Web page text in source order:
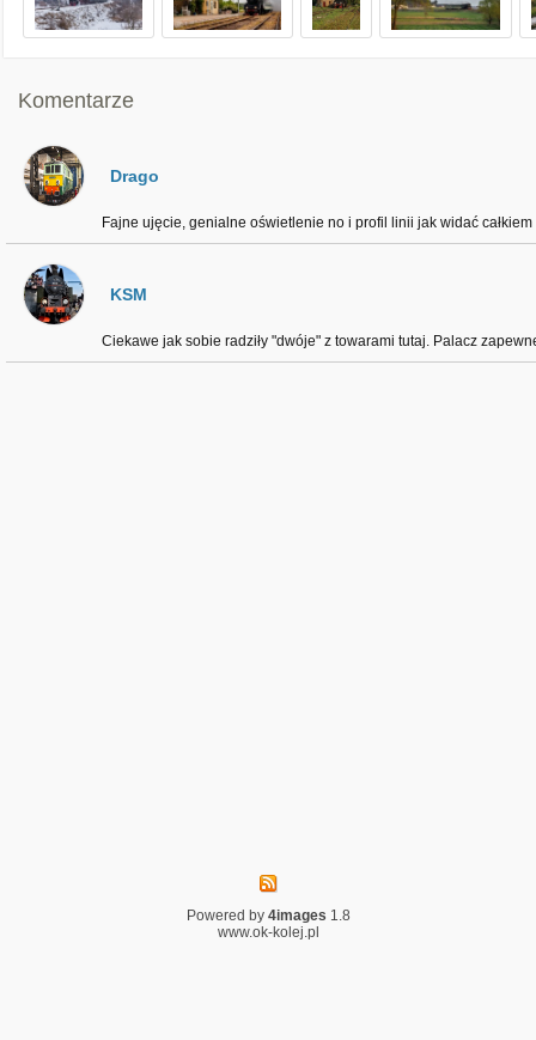
Komentarze
Drago
Fajne ujęcie, genialne oświetlenie no i profil linii jak widać całkiem
KSM
Ciekawe jak sobie radziły "dwóje" z towarami tutaj. Palacz
Powered by 4images 1.8
www.ok-kolej.pl